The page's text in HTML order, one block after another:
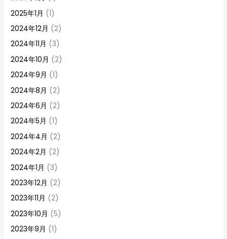
2025年1月 (1)
2024年12月 (2)
2024年11月 (3)
2024年10月 (2)
2024年9月 (1)
2024年8月 (2)
2024年6月 (2)
2024年5月 (1)
2024年4月 (2)
2024年2月 (2)
2024年1月 (3)
2023年12月 (2)
2023年11月 (2)
2023年10月 (5)
2023年9月 (1)